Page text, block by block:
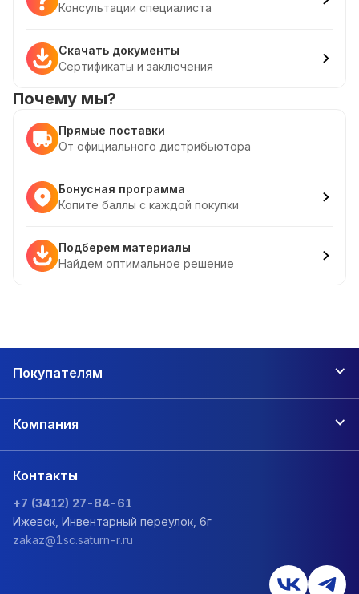
Консультации специалиста
Скачать документы
Сертификаты и заключения
Почему мы?
Прямые поставки
От официального дистрибьютора
Бонусная программа
Копите баллы с каждой покупки
Подберем материалы
Найдем оптимальное решение
Покупателям
Компания
Контакты
+7 (3412) 27-84-61
Ижевск, Инвентарный переулок, 6г
zakaz@1sc.saturn-r.ru